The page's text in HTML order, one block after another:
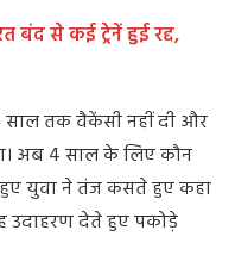
बंद से कई ट्रेनें हुई रद्द,
तक वैकेंसी नहीं दी और
अब 4 साल के लिए कौन
हुए युवा ने तंज कसते हुए कहा
उदाहरण देते हुए पकोड़े